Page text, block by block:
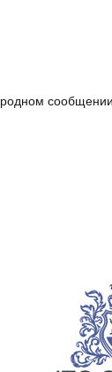
сообщении.